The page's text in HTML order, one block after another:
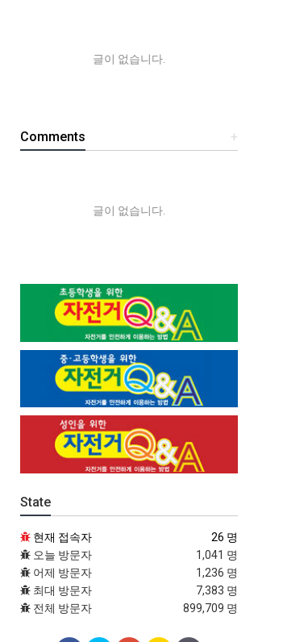
글이 없습니다.
+
Comments
글이 없습니다.
State
현재 접속자
26 명
오늘 방문자
1,041 명
어제 방문자
1,236 명
최대 방문자
7,383 명
전체 방문자
899,709 명